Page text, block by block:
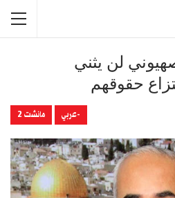
لن يثني
حقوقهم
-عربي مانشت 2